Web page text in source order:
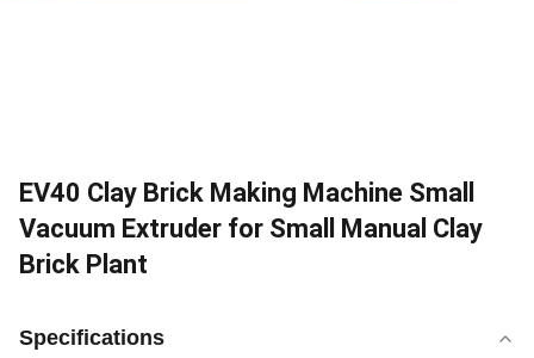
EV40 Clay Brick Making Machine Small
Vacuum Extruder for Small Manual Clay
Brick Plant
Specifications